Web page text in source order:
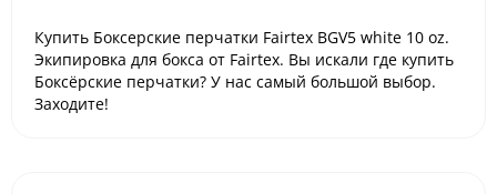
Купить Боксерские перчатки Fairtex BGV5 white 10 oz.
Экипировка для бокса от Fairtex. Вы искали где купить
Боксёрские перчатки? У нас самый большой выбор.
Заходите!